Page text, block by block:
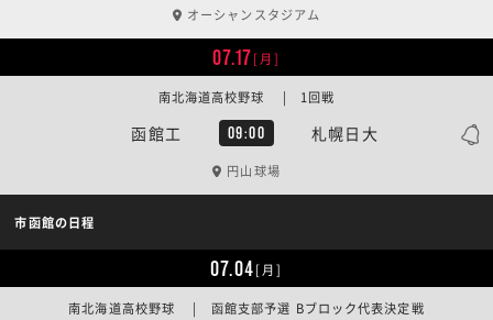
オーシャンスタジアム
07.17[月]
函館工 09:00 札幌日大
南北海道高校野球 | 1回戦
円山球場
市函館の日程
07.04[月]
南北海道高校野球 | 函館支部予選 Bブロック代表決定戦